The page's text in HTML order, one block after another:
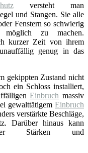
versteht man
und Stangen. Sie alle
Fenstern so schwierig
zu machen.
kurzer Zeit von ihrem
genug in das
gekippten Zustand nicht
ein Schloss installiert,
Einbruch massiv
gewalttätigem Einbruch
verstärkte Beschläge,
Darüber hinaus kann
Stärken und